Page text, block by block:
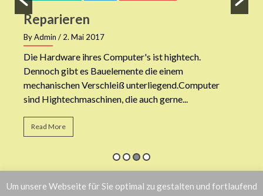
Reparieren
By Admin / 2. Mai 2017
Die Hardware ihres Computer's ist hightech.
Dennoch gibt es Bauelemente die einem
mechanischen Verschleiß unterliegend.Computer
sind Hightechmaschinen, die auch gerne...
Read More
BESUCHERZÄHLER
Um unsere Webseite für Sie optimal zu gestalten und fortlaufend